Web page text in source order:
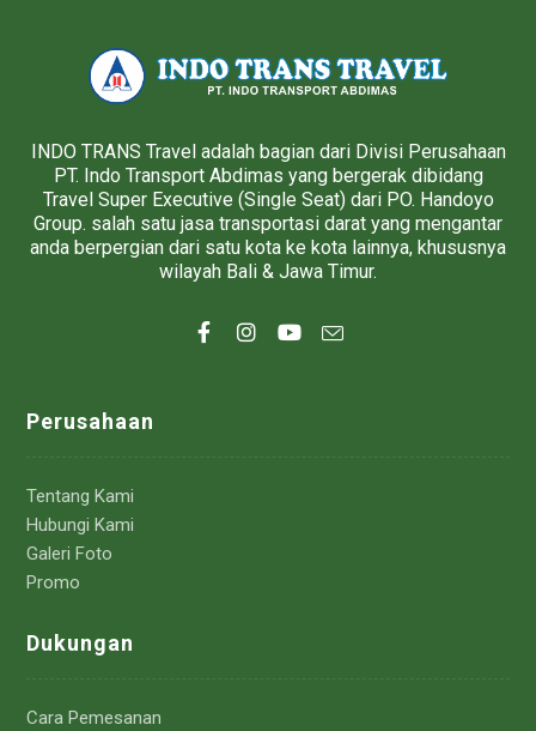
INDO TRANS Travel adalah bagian dari Divisi Perusahaan
PT. Indo Transport Abdimas yang bergerak dibidang
Travel Super Executive (Single Seat) dari PO. Handoyo
Group. salah satu jasa transportasi darat yang mengantar
anda berpergian dari satu kota ke kota lainnya, khususnya
wilayah Bali & Jawa Timur.
Perusahaan
Tentang Kami
Hubungi Kami
Galeri Foto
Promo
Dukungan
Cara Pemesanan